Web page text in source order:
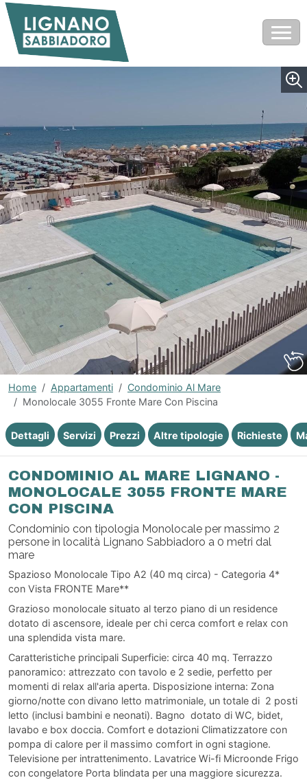
Home Appartamenti
Condominio Al Mare
Monolocale 3055 Fronte Mare Con Piscina
CONDOMINIO AL MARE LIGNANO -
MONOLOCALE 3055 FRONTE MARE
CON PISCINA
Condominio con tipologia Monolocale per massimo 2
persone in località Lignano Sabbiadoro a 0 metri dal
mare
Spazioso Monolocale Tipo A2 (40 mq circa) - Categoria 4*
con Vista FRONTE Mare**
Grazioso monolocale situato al terzo piano di un residence
dotato di ascensore, ideale per chi cerca comfort e relax con
una splendida vista mare.
Caratteristiche principali Superficie: circa 40 mq. Terrazzo
panoramico: attrezzato con tavolo e 2 sedie, perfetto per
momenti di relax all'aria aperta. Disposizione interna: Zona
giorno/notte con divano letto matrimoniale, un totale di 2 posti
letto (inclusi bambini e neonati). Bagno dotato di WC, bidet,
lavabo e box doccia. Comfort e dotazioni Climatizzatore con
pompa di calore per il massimo comfort in ogni stagione.
Televisione per intrattenimento. Lavatrice Wi-fi Microonde Frigo
con congelatore Porta blindata per una maggiore sicurezza.
Dettagli Servizi Prezzi Altre tipologie Richieste